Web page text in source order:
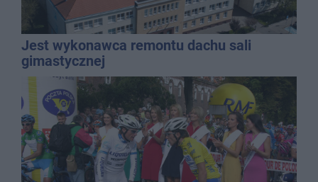
Jest wykonawca remontu dachu sali
gimastycznej